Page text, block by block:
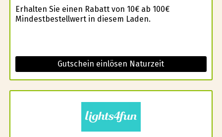
Erhalten Sie einen Rabatt von 10€ ab 100€
Mindestbestellwert in diesem Laden.
Gutschein einlösen Naturzeit